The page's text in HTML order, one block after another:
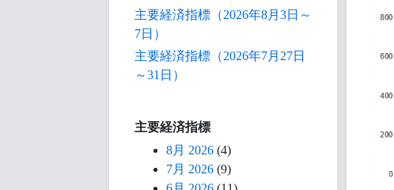
主要経済指標（2026年8月3日～
7日）
主要経済指標（2026年7月27日
～31日）
主要経済指標
8月 2026 (4)
7月 2026 (9)